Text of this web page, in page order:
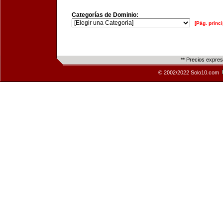
Categorías de Dominio:
[Pág.
** Precios
© 2002/2022 Solo10.com